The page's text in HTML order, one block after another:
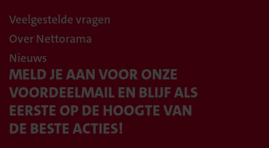
Veelgestelde vragen
Over Nettorama
Nieuws
MELD JE AAN VOOR ONZE
VOORDEELMAIL EN BLIJF ALS
EERSTE OP DE HOOGTE VAN
DE BESTE ACTIES!